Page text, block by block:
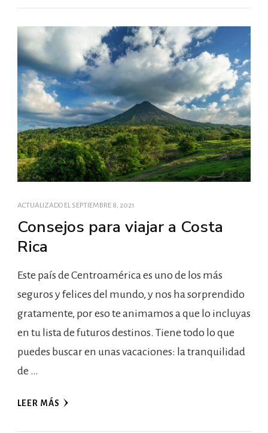
ACTUALIZADO EL SEPTIEMBRE 8, 2021
Consejos para viajar a Costa
Rica
Este país de Centroamérica es uno de los más
seguros y felices del mundo, y nos ha sorprendido
gratamente, por eso te animamos a que lo incluyas
en tu lista de futuros destinos. Tiene todo lo que
puedes buscar en unas vacaciones: la tranquilidad
de …
LEER MÁS